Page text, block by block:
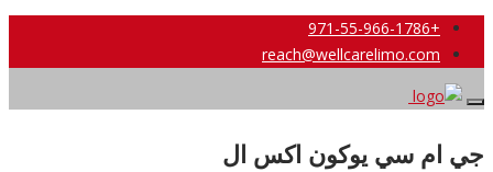
+971-55-966-1786
reach@wellcarelimo.com
جي ام سي يوكون اكس ال